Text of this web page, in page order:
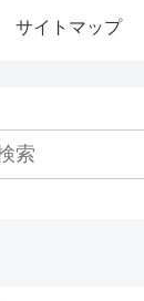
サイトマップ